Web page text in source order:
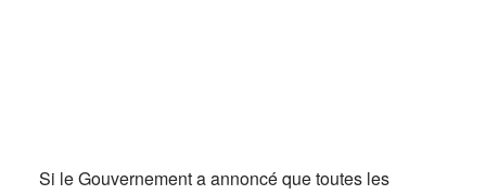
Si le Gouvernement a annoncé que toutes les